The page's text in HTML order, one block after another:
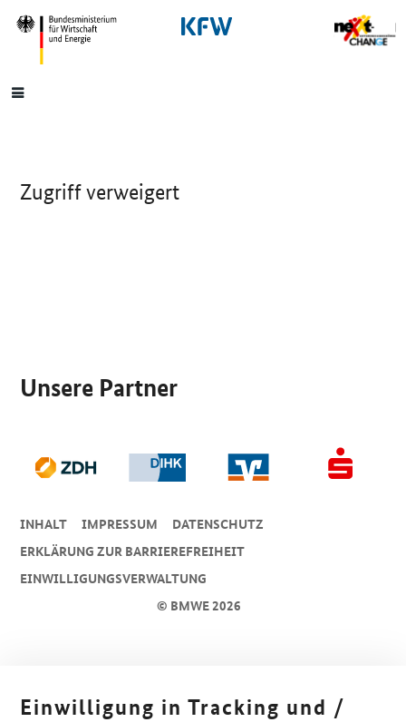
SrOnlyNavigation
Hauptmenü
Zugriff verweigert
Unsere Partner
© BMWE 2026
INHALT IMPRESSUM
DA­TEN­SCHUTZ
ERKLÄRUNG ZUR BARRIEREFREIHEIT
EINWILLIGUNGSVERWALTUNG
Einwilligung in Tracking und /